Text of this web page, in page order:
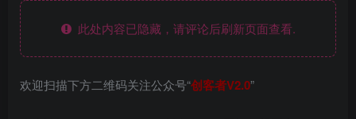
此处内容已隐藏，请评论后刷新页面查看.
欢迎扫描下方二维码关注公众号“创客者V2.0”